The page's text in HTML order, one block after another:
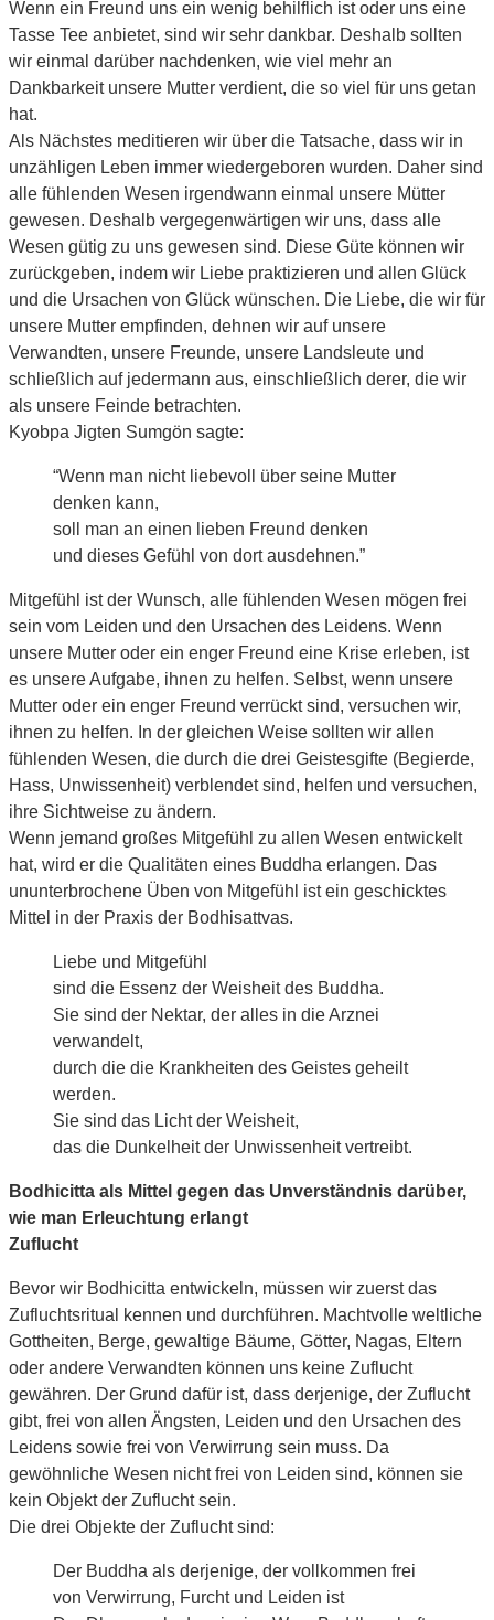
Wenn ein Freund uns ein wenig behilflich ist oder uns eine
Tasse Tee anbietet, sind wir sehr dankbar. Deshalb sollten
wir einmal darüber nachdenken, wie viel mehr an
Dankbarkeit unsere Mutter verdient, die so viel für uns getan
hat.
Als Nächstes meditieren wir über die Tatsache, dass wir in
unzähligen Leben immer wiedergeboren wurden. Daher sind
alle fühlenden Wesen irgendwann einmal unsere Mütter
gewesen. Deshalb vergegenwärtigen wir uns, dass alle
Wesen gütig zu uns gewesen sind. Diese Güte können wir
zurückgeben, indem wir Liebe praktizieren und allen Glück
und die Ursachen von Glück wünschen. Die Liebe, die wir für
unsere Mutter empfinden, dehnen wir auf unsere
Verwandten, unsere Freunde, unsere Landsleute und
schließlich auf jedermann aus, einschließlich derer, die wir
als unsere Feinde betrachten.
Kyobpa Jigten Sumgön sagte:
“Wenn man nicht liebevoll über seine Mutter
denken kann,
soll man an einen lieben Freund denken
und dieses Gefühl von dort ausdehnen.”
Mitgefühl ist der Wunsch, alle fühlenden Wesen mögen frei
sein vom Leiden und den Ursachen des Leidens. Wenn
unsere Mutter oder ein enger Freund eine Krise erleben, ist
es unsere Aufgabe, ihnen zu helfen. Selbst, wenn unsere
Mutter oder ein enger Freund verrückt sind, versuchen wir,
ihnen zu helfen. In der gleichen Weise sollten wir allen
fühlenden Wesen, die durch die drei Geistesgifte (Begierde,
Hass, Unwissenheit) verblendet sind, helfen und versuchen,
ihre Sichtweise zu ändern.
Wenn jemand großes Mitgefühl zu allen Wesen entwickelt
hat, wird er die Qualitäten eines Buddha erlangen. Das
ununterbrochene Üben von Mitgefühl ist ein geschicktes
Mittel in der Praxis der Bodhisattvas.
Liebe und Mitgefühl
sind die Essenz der Weisheit des Buddha.
Sie sind der Nektar, der alles in die Arznei
verwandelt,
durch die die Krankheiten des Geistes geheilt
werden.
Sie sind das Licht der Weisheit,
das die Dunkelheit der Unwissenheit vertreibt.
Bodhicitta als Mittel gegen das Unverständnis darüber,
wie man Erleuchtung erlangt
Zuflucht
Bevor wir Bodhicitta entwickeln, müssen wir zuerst das
Zufluchtsritual kennen und durchführen. Machtvolle weltliche
Gottheiten, Berge, gewaltige Bäume, Götter, Nagas, Eltern
oder andere Verwandten können uns keine Zuflucht
gewähren. Der Grund dafür ist, dass derjenige, der Zuflucht
gibt, frei von allen Ängsten, Leiden und den Ursachen des
Leidens sowie frei von Verwirrung sein muss. Da
gewöhnliche Wesen nicht frei von Leiden sind, können sie
kein Objekt der Zuflucht sein.
Die drei Objekte der Zuflucht sind:
Der Buddha als derjenige, der vollkommen frei
von Verwirrung, Furcht und Leiden ist